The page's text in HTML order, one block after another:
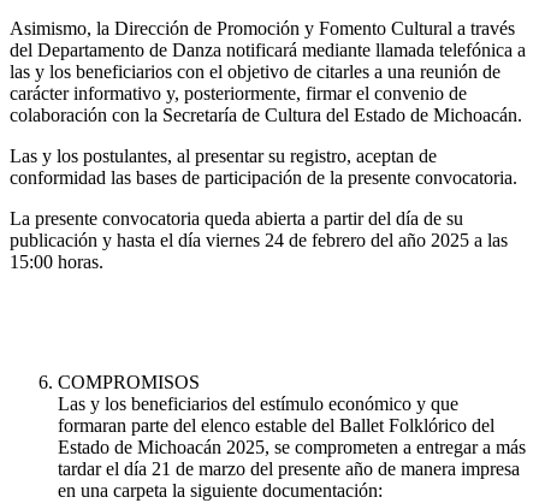
Asimismo, la Dirección de Promoción y Fomento Cultural a través
del Departamento de Danza notificará mediante llamada telefónica a
las y los beneficiarios con el objetivo de citarles a una reunión de
carácter informativo y, posteriormente, firmar el convenio de
colaboración con la Secretaría de Cultura del Estado de Michoacán.
Las y los postulantes, al presentar su registro, aceptan de
conformidad las bases de participación de la presente convocatoria.
La presente convocatoria queda abierta a partir del día de su
publicación y hasta el día viernes 24 de febrero del año 2025 a las
15:00 horas.
COMPROMISOS
Las y los beneficiarios del estímulo económico y que
formaran parte del elenco estable del Ballet Folklórico del
Estado de Michoacán 2025, se comprometen a entregar a más
tardar el día 21 de marzo del presente año de manera impresa
en una carpeta la siguiente documentación: